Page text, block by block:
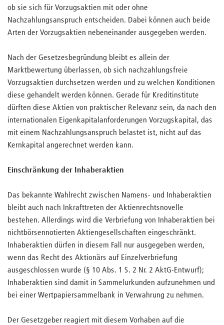
ob sie sich für Vorzugsaktien mit oder ohne
Nachzahlungsanspruch entscheiden. Dabei können auch beide
Arten der Vorzugsaktien nebeneinander ausgegeben werden.
Nach der Gesetzesbegründung bleibt es allein der
Marktbewertung überlassen, ob sich nachzahlungsfreie
Vorzugsaktien durchsetzen werden und zu welchen Konditionen
diese gehandelt werden können. Gerade für Kreditinstitute
dürften diese Aktien von praktischer Relevanz sein, da nach den
internationalen Eigenkapitalanforderungen Vorzugskapital, das
mit einem Nachzahlungsanspruch belastet ist, nicht auf das
Kernkapital angerechnet werden kann.
Einschränkung der Inhaberaktien
Das bekannte Wahlrecht zwischen Namens- und Inhaberaktien
bleibt auch nach Inkrafttreten der Aktienrechtsnovelle
bestehen. Allerdings wird die Verbriefung von Inhaberaktien bei
nichtbörsennotierten Aktiengesellschaften eingeschränkt.
Inhaberaktien dürfen in diesem Fall nur ausgegeben werden,
wenn das Recht des Aktionärs auf Einzelverbriefung
ausgeschlossen wurde (§ 10 Abs. 1 S. 2 Nr. 2 AktG-Entwurf);
Inhaberaktien sind damit in Sammelurkunden aufzunehmen und
bei einer Wertpapiersammelbank in Verwahrung zu nehmen.
Der Gesetzgeber reagiert mit diesem Vorhaben auf die